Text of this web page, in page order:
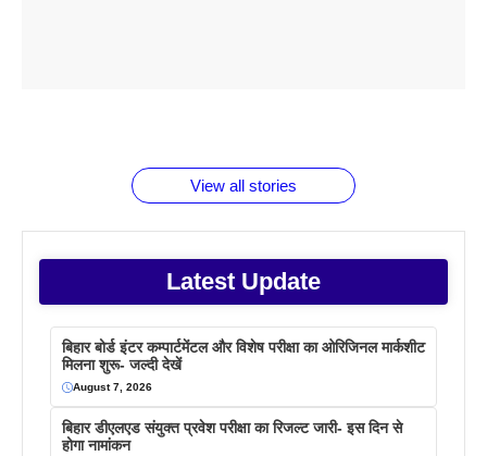
View all stories
Latest Update
बिहार बोर्ड इंटर कम्पार्टमेंटल और विशेष परीक्षा का ओरिजिनल मार्कशीट
मिलना शुरू- जल्दी देखें
August 7, 2026
बिहार डीएलएड संयुक्त प्रवेश परीक्षा का रिजल्ट जारी- इस दिन से
होगा नामांकन